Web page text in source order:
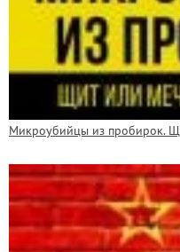
Микроубийцы из пробирок.